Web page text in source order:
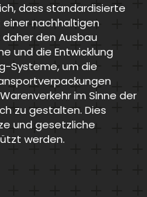
dass standardisierte
nachhaltigen
daher den Ausbau
und die Entwicklung
Systeme, um die
im Sinne der
zu gestalten. Dies
und gesetzliche
werden.